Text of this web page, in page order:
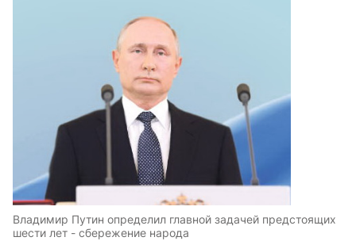
Владимир Путин определил главной задачей предстоящих
шести лет - сбережение народа